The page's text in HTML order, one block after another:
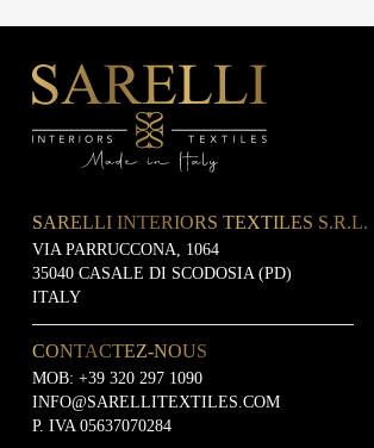
SARELLI INTERIORS TEXTILES S.R.L.
VIA PARRUCCONA, 1064
35040 CASALE DI SCODOSIA (PD)
ITALY
CONTACTEZ-NOUS
MOB: +39 320 297 1090
INFO@SARELLITEXTILES.COM
P. IVA 05637070284